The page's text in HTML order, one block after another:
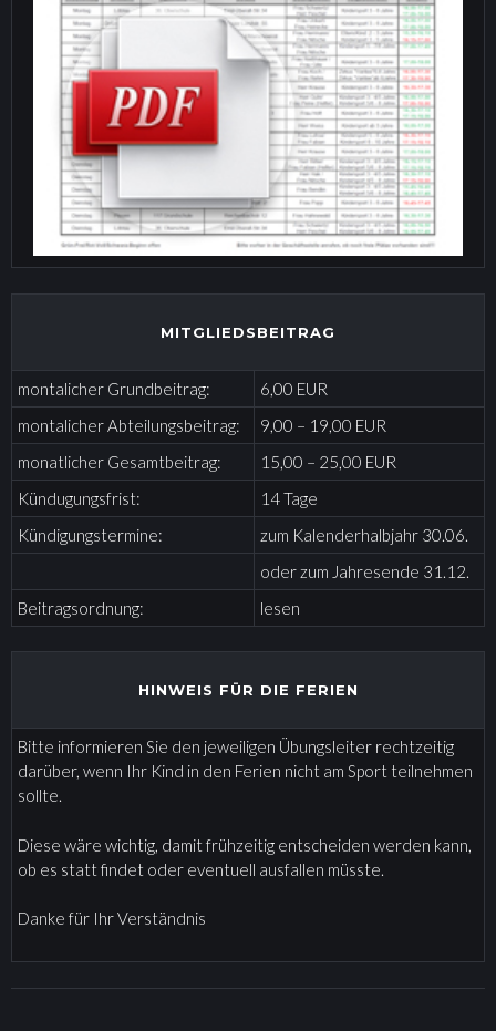
MITGLIEDSBEITRAG
montalicher Grundbeitrag:
6,00 EUR
montalicher Abteilungsbeitrag:
9,00 – 19,00 EUR
monatlicher Gesamtbeitrag:
15,00 – 25,00 EUR
Kündugungsfrist:
14 Tage
Kündigungstermine:
zum Kalenderhalbjahr 30.06.
oder zum Jahresende 31.12.
Beitragsordnung:
lesen
HINWEIS FÜR DIE FERIEN
Bitte informieren Sie den jeweiligen Übungsleiter rechtzeitig
darüber, wenn Ihr Kind in den Ferien nicht am Sport teilnehmen
sollte.
Diese wäre wichtig, damit frühzeitig entscheiden werden kann,
ob es statt findet oder eventuell ausfallen müsste.
Danke für Ihr Verständnis